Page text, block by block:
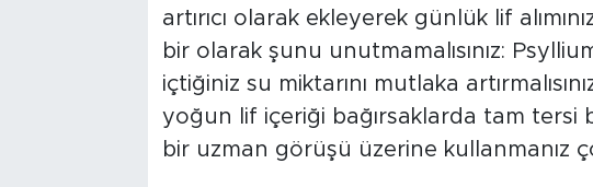
artırıcı olarak ekleyerek günlük lif
bir olarak şunu unutmamalısınız:
içtiğiniz su miktarını mutlaka
yoğun lif içeriği bağırsaklarda tam tersi
bir uzman görüşü üzerine kullanmanız